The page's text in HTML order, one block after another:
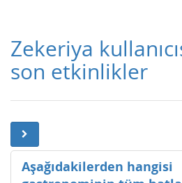
Zekeriya
son etkinlikler
Aşağıdakilerden hangisi